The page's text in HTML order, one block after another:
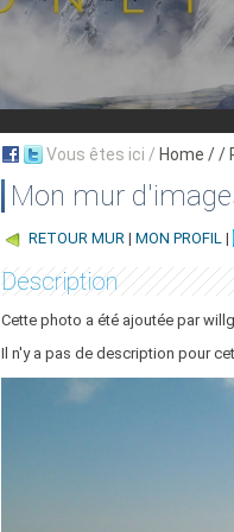
Vous êtes ici / Home / /
Mon mur
RETOUR MUR | MON PROFIL |
Description
Cette photo a été ajoutée par
Il n'y a pas de description pour